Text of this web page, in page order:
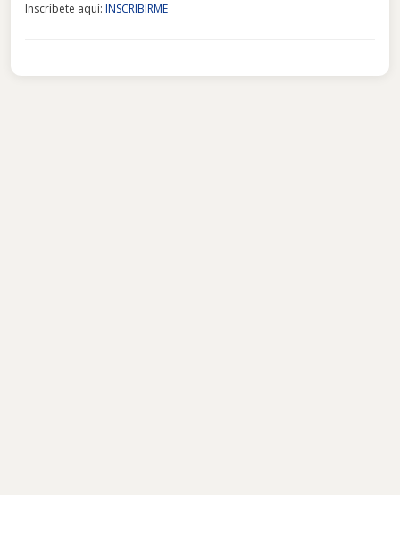
Inscríbete aquí: INSCRIBIRME